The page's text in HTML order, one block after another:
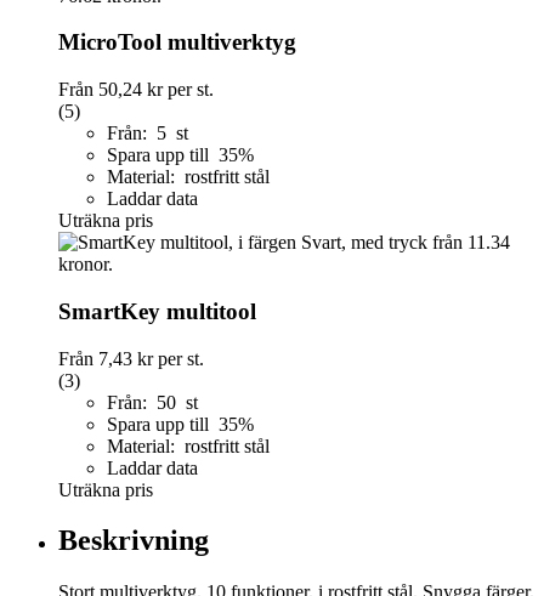
MicroTool multiverktyg
Från 50,24 krper st.
(5)
Från: 5 st
Spara upp till 35%
Material: rostfritt stål
Laddar data
Uträkna pris
SmartKey multitool
Från 7,43 krper st.
(3)
Från: 50 st
Spara upp till 35%
Material: rostfritt stål
Laddar data
Uträkna pris
Beskrivning